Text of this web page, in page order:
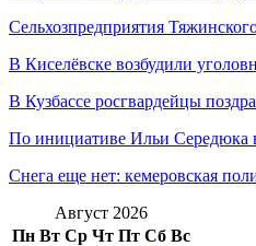
Сельхозпредприятия
В Киселёвске возбудили
В Кузбассе росгвардейцы
По инициативе Ильи Середюка
Снега еще нет: кемеровская
Август 2026
Пн Вт Ср Чт Пт Сб Вс